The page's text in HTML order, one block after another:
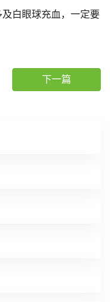
白眼球充血，一定要
下一篇